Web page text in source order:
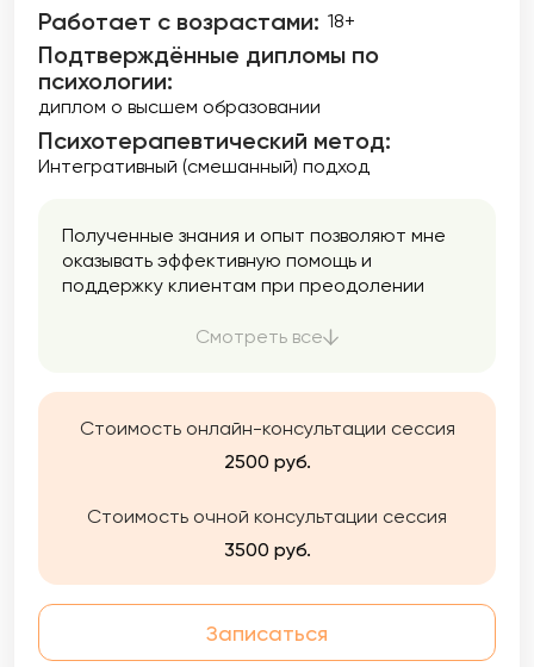
Работает с возрастами: 18+
Подтверждённые дипломы по
психологии:
диплом о высшем образовании
Психотерапевтический метод:
Интегративный (смешанный) подход
Полученные знания и опыт позволяют мне
оказывать эффективную помощь и
поддержку клиентам при преодолении
формировании их индивидуального пути
лучшему пониманию своих эмоций, чувств и
Смотреть все
Стоимость онлайн-консультации сессия
2500 руб.
Стоимость очной консультации сессия
3500 руб.
Записаться